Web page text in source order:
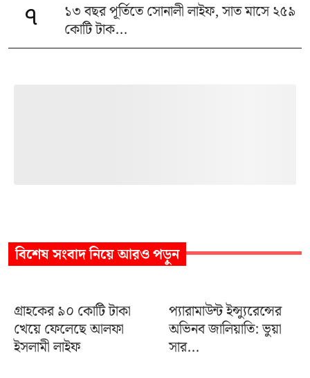
৭
১৩ বছর পূর্তিতে সোনালী লাইফ, সাত মাসে ২৫৯
কোটি টাক...
বিশেষ সংবাদনিয়ে আরও পড়ুন
গ্রাহকের ৯০ কোটি টাকা
খেয়ে ফেলেছে আলফা
ইসলামী লাইফ
প্যারামাউন্ট ইন্স্যুরেন্সের
অভিনব জালিয়াতি: ভুয়া
সার...